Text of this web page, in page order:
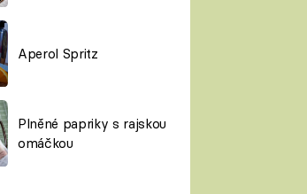
Aperol Spritz
Plněné papriky s rajskou
omáčkou